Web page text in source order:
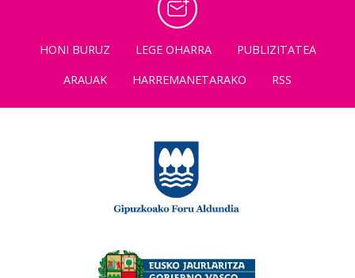
HONI BURUZ LEGE OHARRA
PUBLIZITATEA
ARAUAK
HARREMANETARAKO RSS